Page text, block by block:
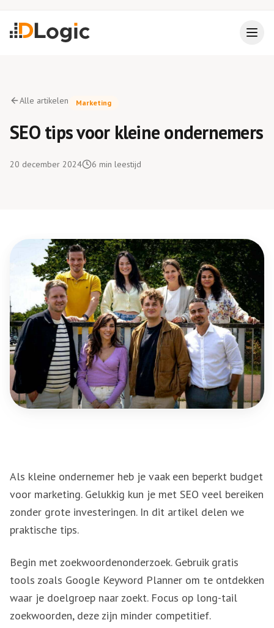
Alle artikelen Marketing
SEO tips voor kleine ondernemers
20 december 2024 6 min leestijd
Als kleine ondernemer heb je vaak een beperkt budget
voor marketing. Gelukkig kun je met SEO veel bereiken
zonder grote investeringen. In dit artikel delen we
praktische tips.
Begin met zoekwoordenonderzoek. Gebruik gratis
tools zoals Google Keyword Planner om te ontdekken
waar je doelgroep naar zoekt. Focus op long-tail
zoekwoorden, deze zijn minder competitief.